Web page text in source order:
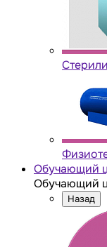
Обучающий
Обучающий
Назад